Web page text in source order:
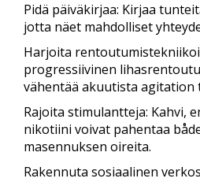
Pidä päiväkirjaa: Kirjaa
jotta näet mahdolliset
Harjoita
progressiivinen
vähentää akuutista agitation
Rajoita stimulantteja: Kahvi,
nikotiini voivat pahentaa
masennuksen oireita.
Rakennuta sosiaalinen